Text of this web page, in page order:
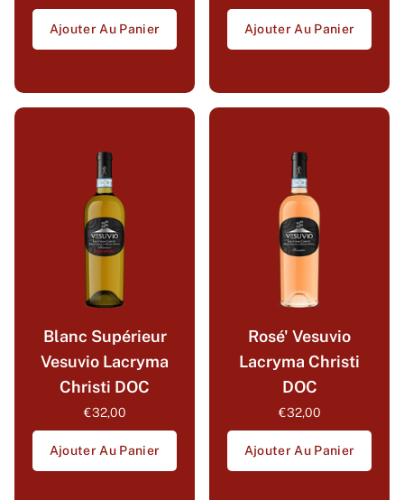
Ajouter Au Panier Ajouter Au Panier
Blanc Supérieur
Vesuvio Lacryma
Christi DOC
€32,00
Ajouter Au Panier
Rosé' Vesuvio
Lacryma Christi
DOC
€32,00
Ajouter Au Panier